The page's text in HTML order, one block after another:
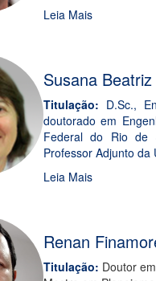
Leia Mais
Susana
Titulação: D.Sc.,
doutorado em
Federal do Rio de
Professor Adjunto da
Leia Mais
Renan
Titulação: Doutor